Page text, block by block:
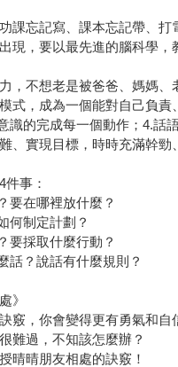
課忘記寫、課本忘記帶、
現，要以最先進的腦科學
，不想老是被爸爸、媽媽
式，成為一個能對自己負
識的完成每一個動作；4.話
、實現目標，時時充滿幹勁
事：
要在哪裡放什麼？
何制定計劃？
要採取什麼行動？
話？說話有什麼規則？
》
竅，你會變得更有勇氣和
難過，不知該怎麼辦？
晴晴朋友相處的訣竅！